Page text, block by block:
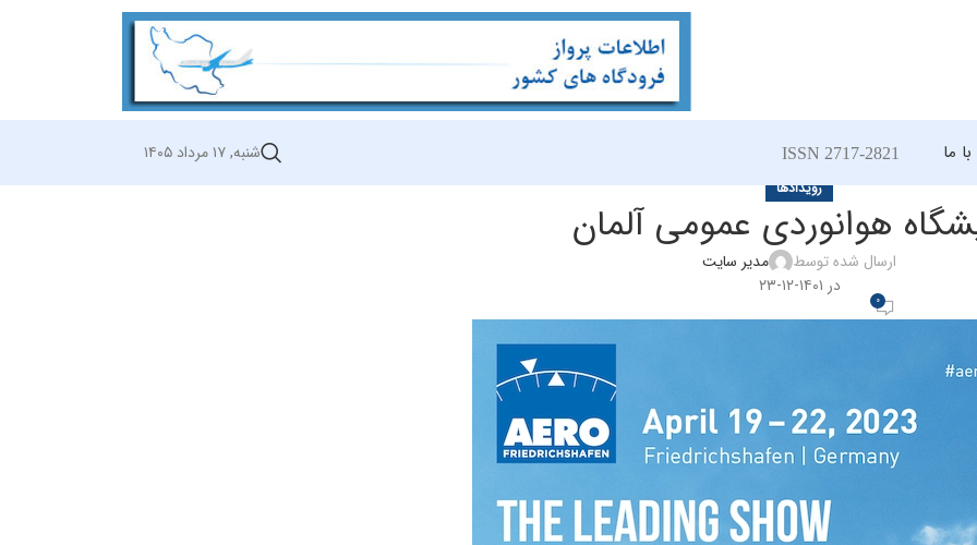
ما ISSN 2717-2821 شنبه, ۱۷ مرداد ۱۴۰۵
رویدادها
هوانوردی عمومی آلمان
ارسال شده توسط
مدیر سایت
در ۱۴۰۱-۱۲-۲۳
0